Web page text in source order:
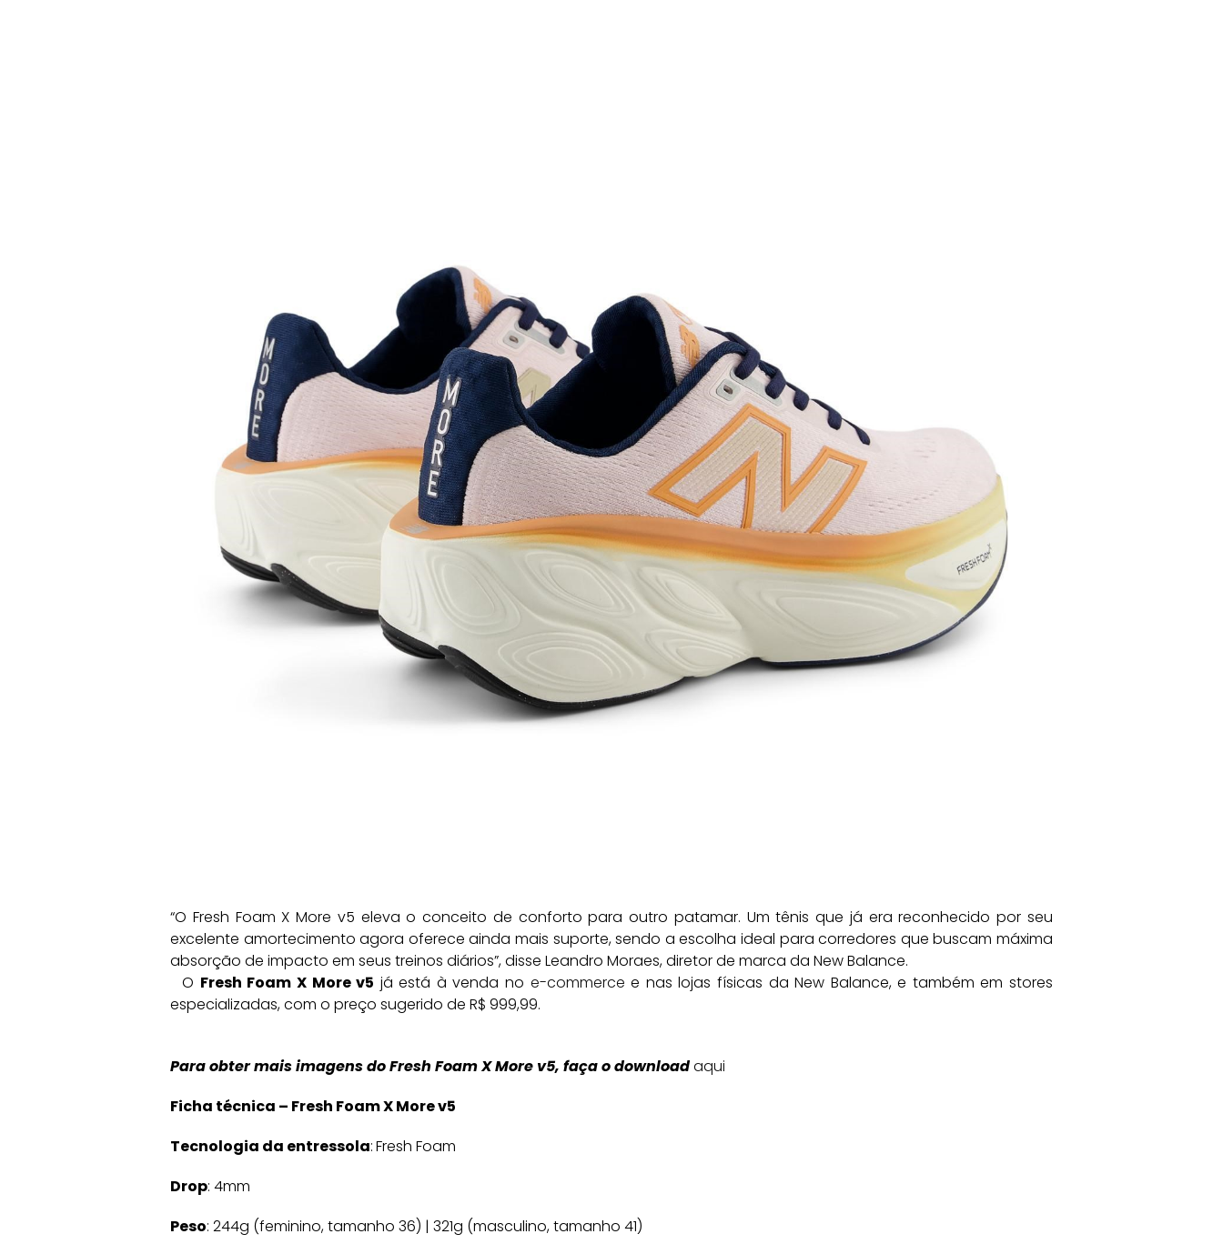
“O Fresh Foam X More v5 eleva o conceito de conforto para outro patamar. Um tênis que já era reconhecido por seu
excelente amortecimento agora oferece ainda mais suporte, sendo a escolha ideal para corredores que buscam máxima
absorção de impacto em seus treinos diários”, disse Leandro Moraes, diretor de marca da New Balance.
O Fresh Foam X More v5 já está à venda no e-commerce e nas lojas físicas da New Balance, e também em stores
especializadas, com o preço sugerido de R$ 999,99.
Para obter mais imagens do Fresh Foam X More v5, faça o downloadaqui
Ficha técnica – Fresh Foam X More v5
Tecnologia da entressola:Fresh Foam
Drop: 4mm
Peso: 244g (feminino, tamanho 36) | 321g (masculino, tamanho 41)